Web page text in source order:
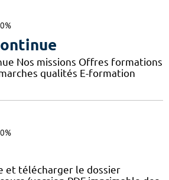
Nos missions Offres formations
qualités E-formation
et télécharger le dossier